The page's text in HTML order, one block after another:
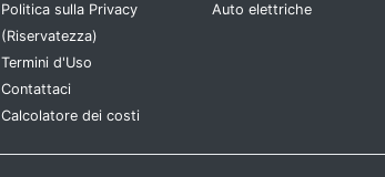
Politica sulla Privacy
(Riservatezza)
Termini d'Uso
Contattaci
Calcolatore dei costi
Auto elettriche